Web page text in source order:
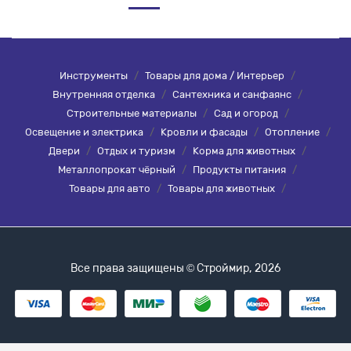
Инструменты / Товары для дома / Интерьер /
Внутренняя отделка / Сантехника и санфаянс /
Строительные материалы
/ Сад и огород
/
Освещение и электрика
/ Кровли и фасады / Отопление
/
Двери
/ Отдых и туризм / Корма для животных /
Металлопрокат чёрный
/ Продукты питания /
Товары для авто
/ Товары для животных /
Все права защищены © Строймир, 2026